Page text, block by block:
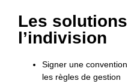
Les
l’indivision
Signer une
les règles de gestion